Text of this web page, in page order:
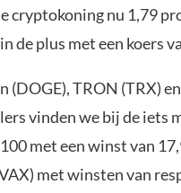
cryptokoning nu 1,79
de plus met een koers
(DOGE), TRON (TRX)
vinden we bij de iets
met een winst van
met winsten van